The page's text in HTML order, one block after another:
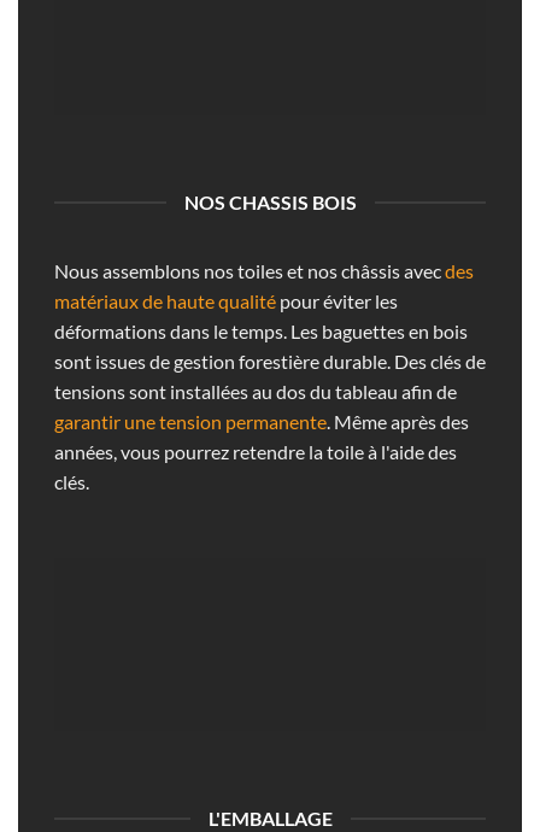
NOS CHASSIS BOIS
Nous assemblons nos toiles et nos châssis avecdes
matériaux de haute qualité pour éviter les
déformations dans le temps. Les baguettes en bois
sont issues de gestion forestière durable. Des clés de
tensions sont installées au dos du tableau afin de
garantir une tension permanente. Même après des
années, vous pourrez retendre la toile à l'aide des
clés.
L'EMBALLAGE